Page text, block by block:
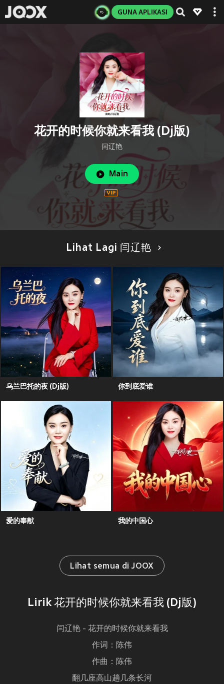
GUNA APLIKASI
花开的时候你就来看我 (Dj版)
闫辽艳
Main
Lihat Lagi 闫辽艳
乌兰巴托的夜 (Dj版) 你到底爱谁
爱的奉献 我的中国心
Lihat semua di JOOX
Lirik 花开的时候你就来看我 (Dj版)
闫辽艳 - 花开的时候你就来看我
作词：陈伟
作曲：陈伟
翻几座高山趟几条长河